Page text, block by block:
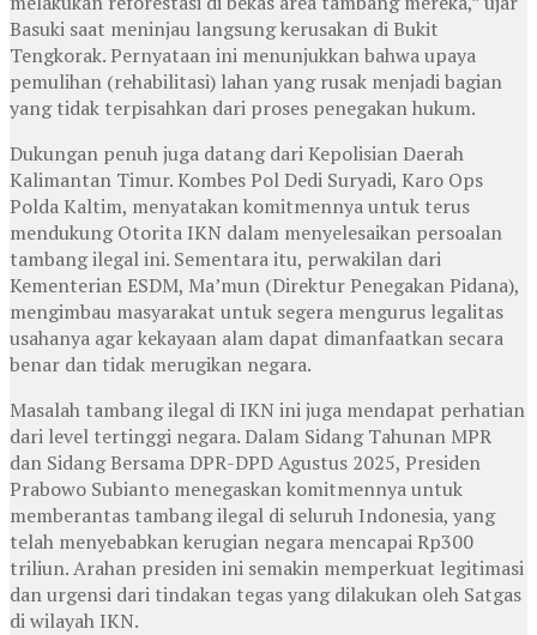
Basuki saat meninjau langsung kerusakan di Bukit
Tengkorak. Pernyataan ini menunjukkan bahwa upaya
pemulihan (rehabilitasi) lahan yang rusak menjadi bagian
yang tidak terpisahkan dari proses penegakan hukum.
Dukungan penuh juga datang dari Kepolisian Daerah
Kalimantan Timur. Kombes Pol Dedi Suryadi, Karo Ops
Polda Kaltim, menyatakan komitmennya untuk terus
mendukung Otorita IKN dalam menyelesaikan persoalan
tambang ilegal ini. Sementara itu, perwakilan dari
Kementerian ESDM, Ma’mun (Direktur Penegakan Pidana),
mengimbau masyarakat untuk segera mengurus legalitas
usahanya agar kekayaan alam dapat dimanfaatkan secara
benar dan tidak merugikan negara.
Masalah tambang ilegal di IKN ini juga mendapat perhatian
dari level tertinggi negara. Dalam Sidang Tahunan MPR
dan Sidang Bersama DPR-DPD Agustus 2025, Presiden
Prabowo Subianto menegaskan komitmennya untuk
memberantas tambang ilegal di seluruh Indonesia, yang
telah menyebabkan kerugian negara mencapai Rp300
triliun. Arahan presiden ini semakin memperkuat legitimasi
dan urgensi dari tindakan tegas yang dilakukan oleh Satgas
di wilayah IKN.